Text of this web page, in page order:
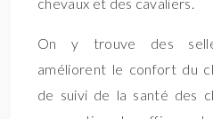
On y trouve des
améliorent le confort du
de suivi de la santé des